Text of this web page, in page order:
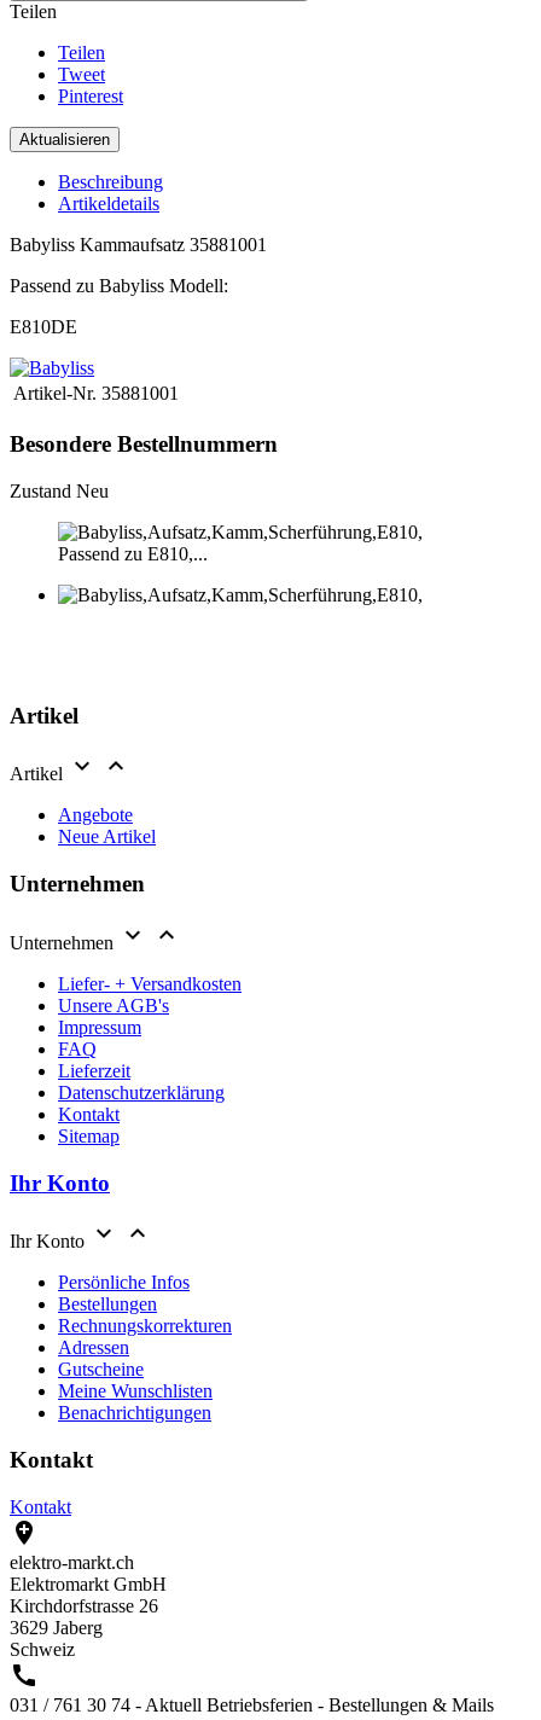
Teilen
Teilen
Tweet
Pinterest
Beschreibung
Artikeldetails
Babyliss Kammaufsatz 35881001
Passend zu Babyliss Modell:
E810DE
Artikel-Nr. 35881001
Besondere Bestellnummern
Zustand Neu
Passend zu E810,...
Artikel
Artikel  
Angebote
Neue Artikel
Unternehmen
Unternehmen  
Liefer- + Versandkosten
Unsere AGB's
Impressum
FAQ
Lieferzeit
Datenschutzerklärung
Kontakt
Sitemap
Ihr Konto
Ihr Konto  
Persönliche Infos
Bestellungen
Rechnungskorrekturen
Adressen
Gutscheine
Meine Wunschlisten
Benachrichtigungen
Kontakt
Kontakt

elektro-markt.ch
Elektromarkt GmbH
Kirchdorfstrasse 26
3629 Jaberg
Schweiz

031 / 761 30 74 - Aktuell Betriebsferien - Bestellungen & Mails